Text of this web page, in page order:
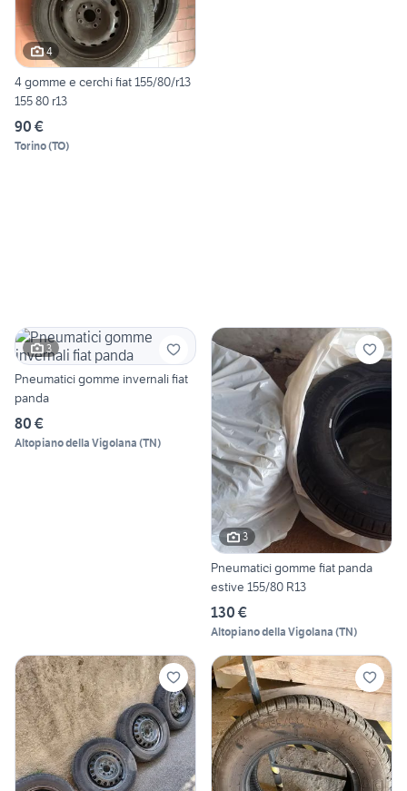
4
4 gomme e cerchi fiat 155/80/r13
155 80 r13
90 €
Torino(TO)
3
Pneumatici gomme invernali fiat
panda
80 €
Altopiano della Vigolana (TN)
3
Pneumatici gomme fiat panda
estive 155/80 R13
130 €
Altopiano della Vigolana (TN)